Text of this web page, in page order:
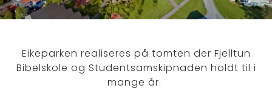
Eikeparken realiseres på tomten der Fjelltun
Bibelskole og Studentsamskipnaden holdt til i
mange år.